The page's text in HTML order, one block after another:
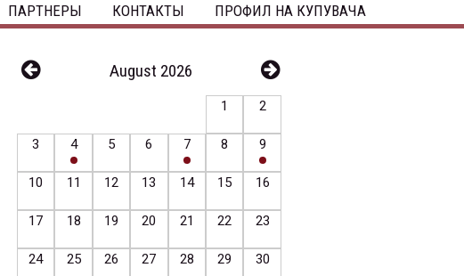
ПАРТНЕРЫ КОНТАКТЫ ПРОФИЛ НА КУПУВАЧА
August 2026
1 2
3 4 5 6 7 8 9
10 11 12 13 14 15 16
17 18 19 20 21 22 23
24 25 26 27 28 29 30